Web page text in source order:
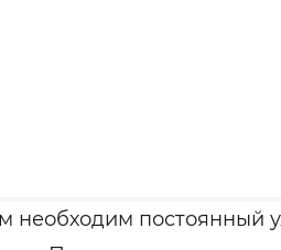
необходим постоянный